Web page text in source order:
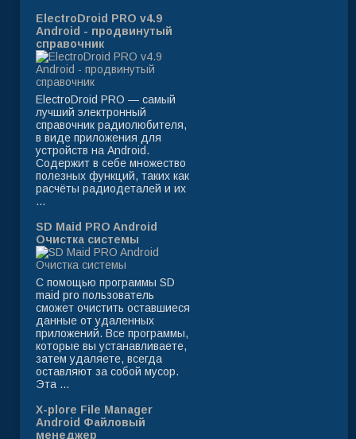
ElectroDroid PRO v4.9
Android - продвинутый
справочник
ElectroDroid PRO — самый
лучший электронный
справочник радиолюбителя,
в виде приложения для
устройств на Android.
Содержит в себе множество
полезных функций, таких как
расчёты радиодеталей и их
...
SD Maid PRO Android
Очистка системы
С помощью программы SD
maid pro пользователь
сможет очистить оставшиеся
данные от удаленных
приложений. Все программы,
которые вы устанавливаете,
затем удаляете, всегда
оставляют за собой мусор.
Эта ...
X-plore File Manager
Android Файловый
менеджер